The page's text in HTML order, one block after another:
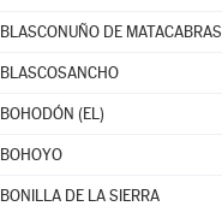
BLASCONUÑO DE MATACABRAS
BLASCOSANCHO
BOHODÓN (EL)
BOHOYO
BONILLA DE LA SIERRA